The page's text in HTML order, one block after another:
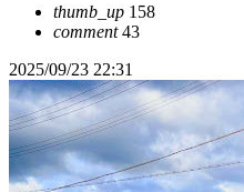
thumb_up 158
comment43
2025/09/23 22:31